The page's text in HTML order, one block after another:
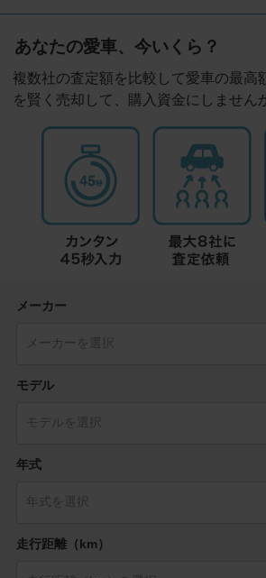
あなたの愛車、今いくら？
複数社の査定額を比較して愛車の最高
を賢く売却して、購入資金にしません
メーカー
モデル
年式
走行距離（km）